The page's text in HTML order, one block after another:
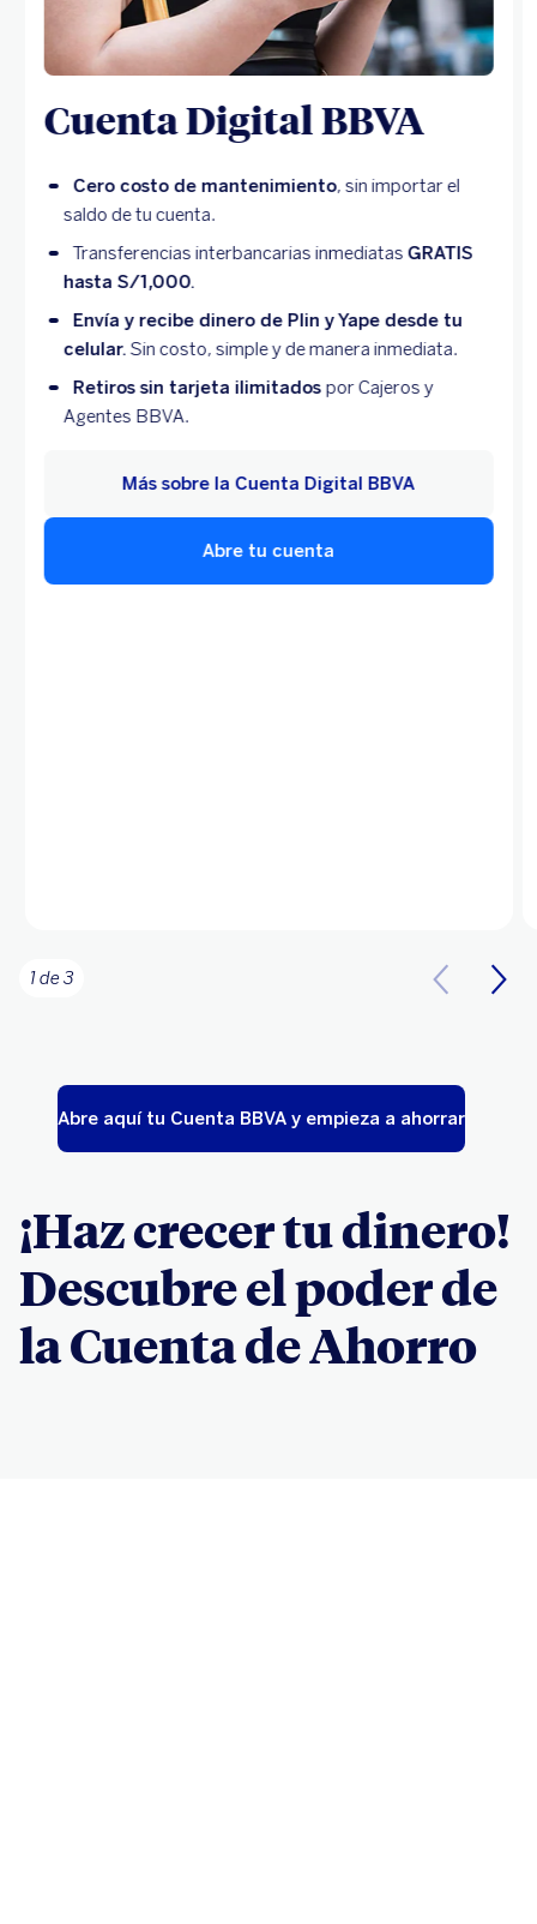
Cuenta Digital BBVA
Cero costo de mantenimiento, sin importar el
saldo de tu cuenta.
Transferencias interbancarias inmediatas GRATIS
hasta S/1,000.
Envía y recibe dinero de Plin y Yape desde tu
celular.Sin costo, simple y de manera inmediata.
Retiros sin tarjeta ilimitados por Cajeros y
Agentes BBVA.
Abre tu cuenta
Más sobre la Cuenta Digital BBVA
1 de 3
Abre aquí tu Cuenta BBVA y empieza a ahorrar
¡Haz crecer tu dinero!
Descubre el poder de
la Cuenta de Ahorro